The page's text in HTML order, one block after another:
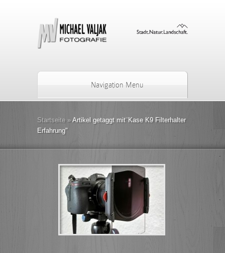
Navigation Menu
Startseite » Artikel getaggt mit"Kase K9 Filterhalter
Erfahrung"